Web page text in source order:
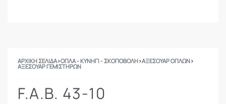
ΑΡΧΙΚΉ ΣΕΛΊΔΑ›ΟΠΛΑ - ΚΥΝΗΓΙ - ΣΚΟΠΟΒΟΛΗ›ΑΞΕΣΟΥΑΡ ΟΠΛΩΝ›
ΑΞΕΣΟΥΆΡ ΓΕΜΙΣΤΉΡΩΝ
F.A.B. 43-10